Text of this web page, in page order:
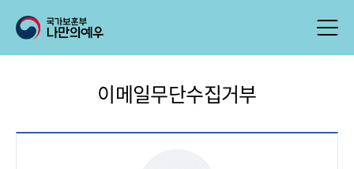
이메일무단수집거부